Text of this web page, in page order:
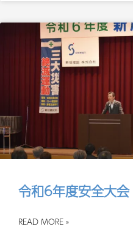
令和6年度安全大会
READ MORE »